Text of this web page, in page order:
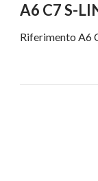
A6 C7 S-
Riferimento A6